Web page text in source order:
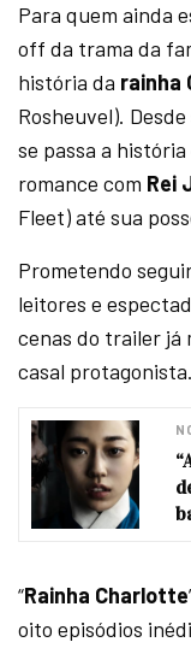
Para quem ainda
off da trama da
história da rainha
Rosheuvel).
se passa a
romance com Rei
Fleet) até sua
Prometendo
leitores e
cenas do trailer já
casal protagonista.
“Rainha Charlotte
oito episódios